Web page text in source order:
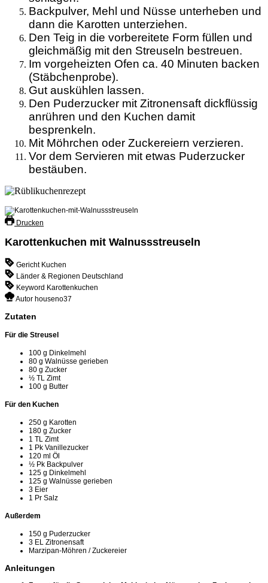
Backpulver, Mehl und Nüsse unterheben und
dann die Karotten unterziehen.
Den Teig in die vorbereitete Form füllen und
gleichmäßig mit den Streuseln bestreuen.
Im vorgeheizten Ofen ca. 40 Minuten backen
(Stäbchenprobe).
Gut auskühlen lassen.
Den Puderzucker mit Zitronensaft dickflüssig
anrühren und den Kuchen damit
besprenkeln.
Mit Möhrchen oder Zuckereiern verzieren.
Vor dem Servieren mit etwas Puderzucker
bestäuben.
Drucken
Karottenkuchen mit Walnussstreuseln
Gericht Kuchen
Länder & Regionen Deutschland
Keyword Karottenkuchen
Autor houseno37
Zutaten
Für die Streusel
100 g Dinkelmehl
80 g Walnüsse gerieben
80 g Zucker
½ TL Zimt
100 g Butter
Für den Kuchen
250 g Karotten
180 g Zucker
1 TL Zimt
1 Pk Vanillezucker
120 ml Öl
½ Pk Backpulver
125 g Dinkelmehl
125 g Walnüsse gerieben
3 Eier
1 Pr Salz
Außerdem
150 g Puderzucker
3 EL Zitronensaft
Marzipan-Möhren / Zuckereier
Anleitungen